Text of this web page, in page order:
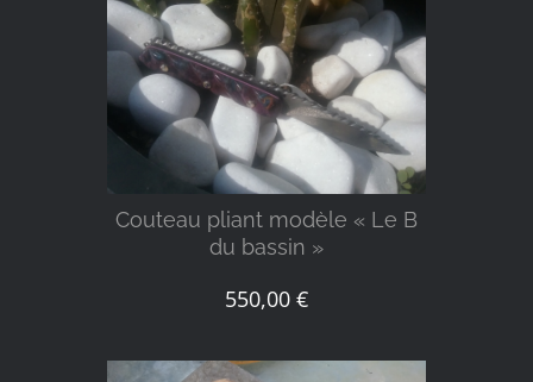
DÉTAILS
Couteau pliant modèle « Le B
du bassin »
550,00 €